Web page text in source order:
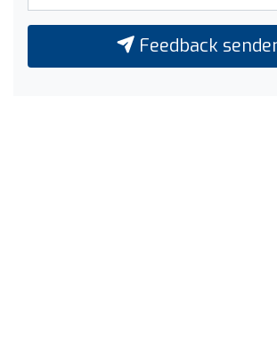
Feedback